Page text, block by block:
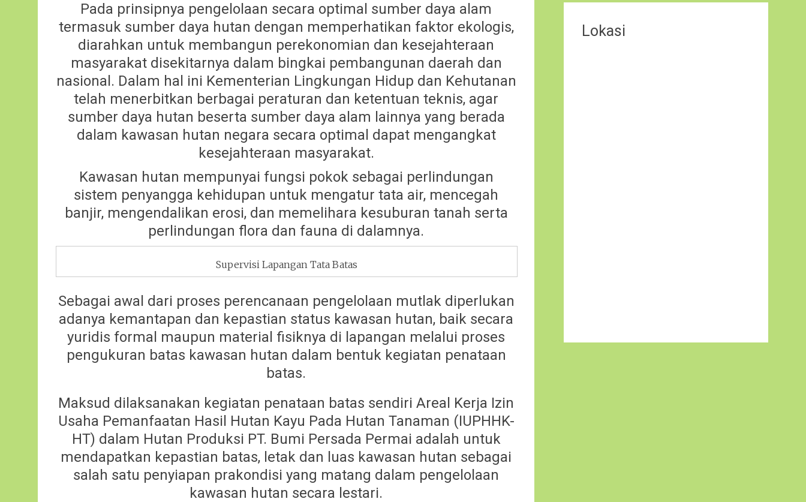
Pada prinsipnya pengelolaan secara optimal sumber daya alam
termasuk sumber daya hutan dengan memperhatikan faktor ekologis,
diarahkan untuk membangun perekonomian dan kesejahteraan
masyarakat disekitarnya dalam bingkai pembangunan daerah dan
nasional. Dalam hal ini Kementerian Lingkungan Hidup dan Kehutanan
telah menerbitkan berbagai peraturan dan ketentuan teknis, agar
sumber daya hutan beserta sumber daya alam lainnya yang berada
dalam kawasan hutan negara secara optimal dapat mengangkat
kesejahteraan masyarakat.
Kawasan hutan mempunyai fungsi pokok sebagai perlindungan
sistem penyangga kehidupan untuk mengatur tata air, mencegah
banjir, mengendalikan erosi, dan memelihara kesuburan tanah serta
perlindungan flora dan fauna di dalamnya.
Supervisi Lapangan Tata Batas
Sebagai awal dari proses perencanaan pengelolaan mutlak diperlukan
adanya kemantapan dan kepastian status kawasan hutan, baik secara
yuridis formal maupun material fisiknya di lapangan melalui proses
pengukuran batas kawasan hutan dalam bentuk kegiatan penataan
batas.
Maksud dilaksanakan kegiatan penataan batas sendiri Areal Kerja Izin
Usaha Pemanfaatan Hasil Hutan Kayu Pada Hutan Tanaman (IUPHHK-
HT) dalam Hutan Produksi PT. Bumi Persada Permai adalah untuk
mendapatkan kepastian batas, letak dan luas kawasan hutan sebagai
salah satu penyiapan prakondisi yang matang dalam pengelolaan
kawasan hutan secara lestari.
Lokasi